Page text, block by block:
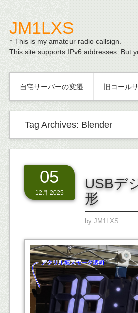
JM1LXS
↑ This is my amateur radio callsign.
This site supports IPv6 addresses. But
自宅サーバーの変遷 旧コール
Tag Archives: Blender
05
12月 2025
USBデ
形
by JM1LXS